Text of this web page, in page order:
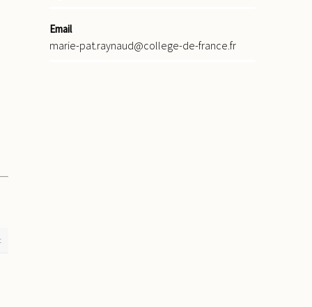
Email
marie-pat.raynaud@college-de-france.fr